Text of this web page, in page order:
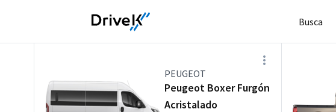
Busca
PEUGEOT
Peugeot Boxer Furgón
Acristalado